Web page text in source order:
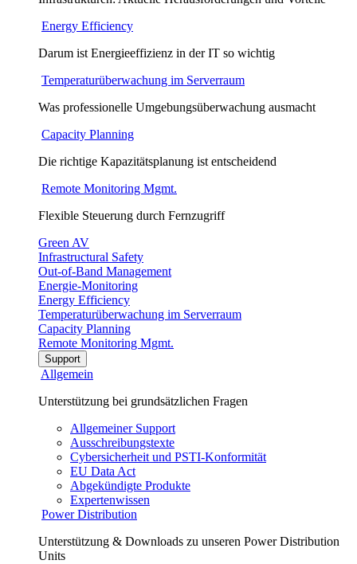
Energy Efficiency
Darum ist Energieeffizienz in der IT so wichtig
Temperaturüberwachung im Serverraum
Was professionelle Umgebungsüberwachung ausmacht
Capacity Planning
Die richtige Kapazitätsplanung ist entscheidend
Remote Monitoring Mgmt.
Flexible Steuerung durch Fernzugriff
Green AV
Infrastructural Safety
Out-of-Band Management
Energie-Monitoring
Energy Efficiency
Temperaturüberwachung im Serverraum
Capacity Planning
Remote Monitoring Mgmt.
Support
Allgemein
Unterstützung bei grundsätzlichen Fragen
Allgemeiner Support
Ausschreibungstexte
Cybersicherheit und PSTI-Konformität
EU Data Act
Abgekündigte Produkte
Expertenwissen
Power Distribution
Unterstützung & Downloads zu unseren Power Distribution
Units